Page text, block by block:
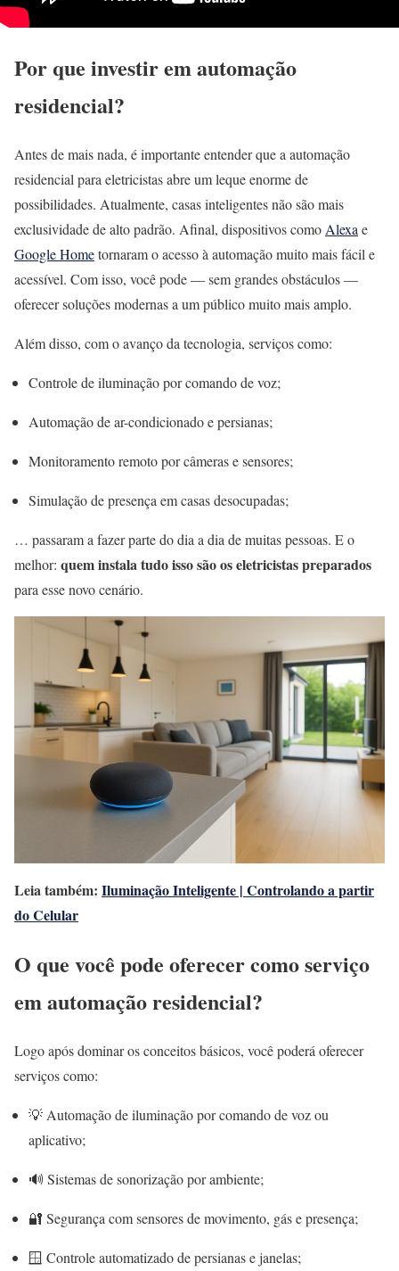
Por que investir em automação
residencial?
Antes de mais nada, é importante entender que a automação
residencial para eletricistas abre um leque enorme de
possibilidades. Atualmente, casas inteligentes não são mais
exclusividade de alto padrão. Afinal, dispositivos como Alexa e
Google Hometornaram o acesso à automação muito mais fácil e
acessível. Com isso, você pode — sem grandes obstáculos —
oferecer soluções modernas a um público muito mais amplo.
Além disso, com o avanço da tecnologia, serviços como:
Controle de iluminação por comando de voz;
Automação de ar-condicionado e persianas;
Monitoramento remoto por câmeras e sensores;
Simulação de presença em casas desocupadas;
… passaram a fazer parte do dia a dia de muitas pessoas. E o
melhor: quem instala tudo isso são os eletricistas preparados
para esse novo cenário.
Leia também: Iluminação Inteligente | Controlando a partir
do Celular
O que você pode oferecer como serviço
em automação residencial?
Logo após dominar os conceitos básicos, você poderá oferecer
serviços como:
💡 Automação de iluminação por comando de voz ou
aplicativo;
🔊 Sistemas de sonorização por ambiente;
🔐 Segurança com sensores de movimento, gás e presença;
🪟 Controle automatizado de persianas e janelas;